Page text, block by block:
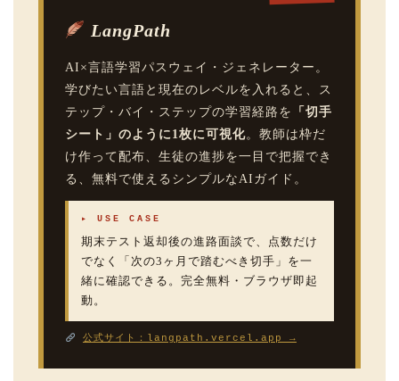
LangPath
AI×言語学習パスウェイ・ジェネレーター。
学びたい言語と現在のレベルを入れると、ス
テップ・バイ・ステップの学習経路を
「切手
シート」のように1枚に可視化。教師は枠だ
け作って配布、生徒の進捗を一目で把握でき
る、無料で使えるシンプルなAIガイド。
▸ USE CASE
期末テスト返却後の進路面談で、点数だけ
でなく「次の3ヶ月で踏むべき切手」を一
緒に確認できる。完全無料・ブラウザ即起
動。
公式サイト：langpath.vercel.app →